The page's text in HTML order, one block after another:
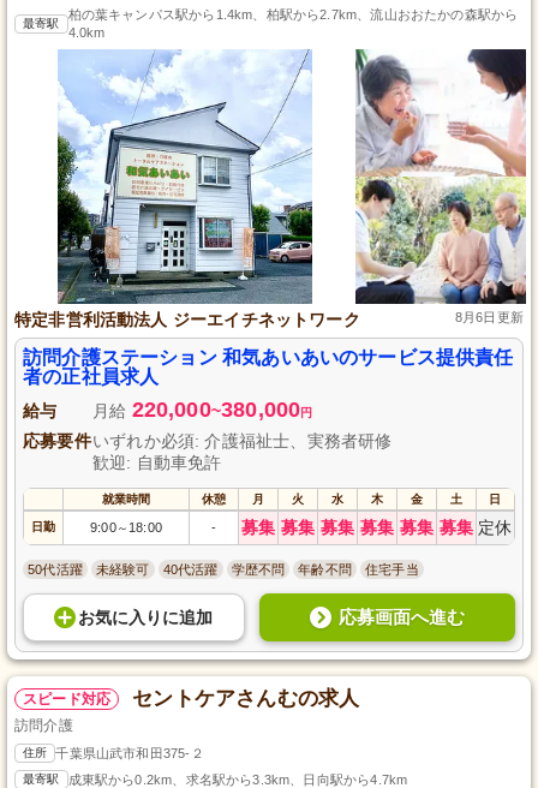
最寄駅
柏の葉キャンパス駅から1.4km、柏駅から2.7km、流山おおたかの森駅から
4.0km
特定非営利活動法人 ジーエイチネットワーク 8月6日更新
訪問介護ステーション 和気あいあいのサービス提供責任
者の正社員求人
給与 月給 220,000~380,000円
応募要件いずれか必須: 介護福祉士、実務者研修
歓迎: 自動車免許
就業時間 休憩 月 火 水 木 金 土 日
日勤 9:00～ 18:00 - 募集 募集 募集 募集 募集 募集 定休
50代活躍 未経験可 40代活躍 学歴不問 年齢不問 住宅手当
お気に入り に追加 応募画面へ進む
スピード対応 セントケアさんむの求人
訪問介護
住所 千葉県山武市和田375-２
最寄駅 成東駅から0.2km、求名駅から3.3km、日向駅から4.7km